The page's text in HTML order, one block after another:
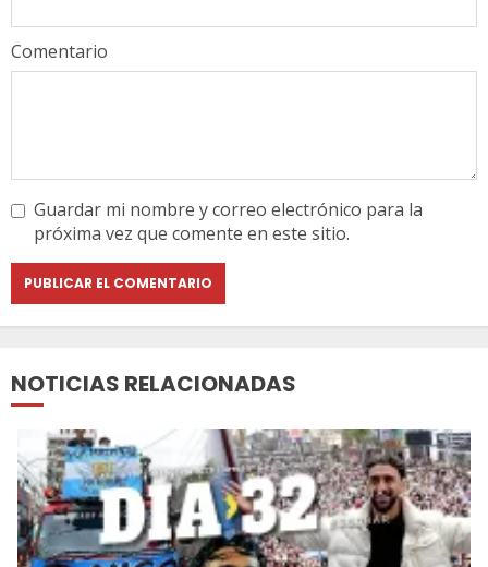
Comentario
Guardar mi nombre y correo electrónico para la
próxima vez que comente en este sitio.
NOTICIAS RELACIONADAS